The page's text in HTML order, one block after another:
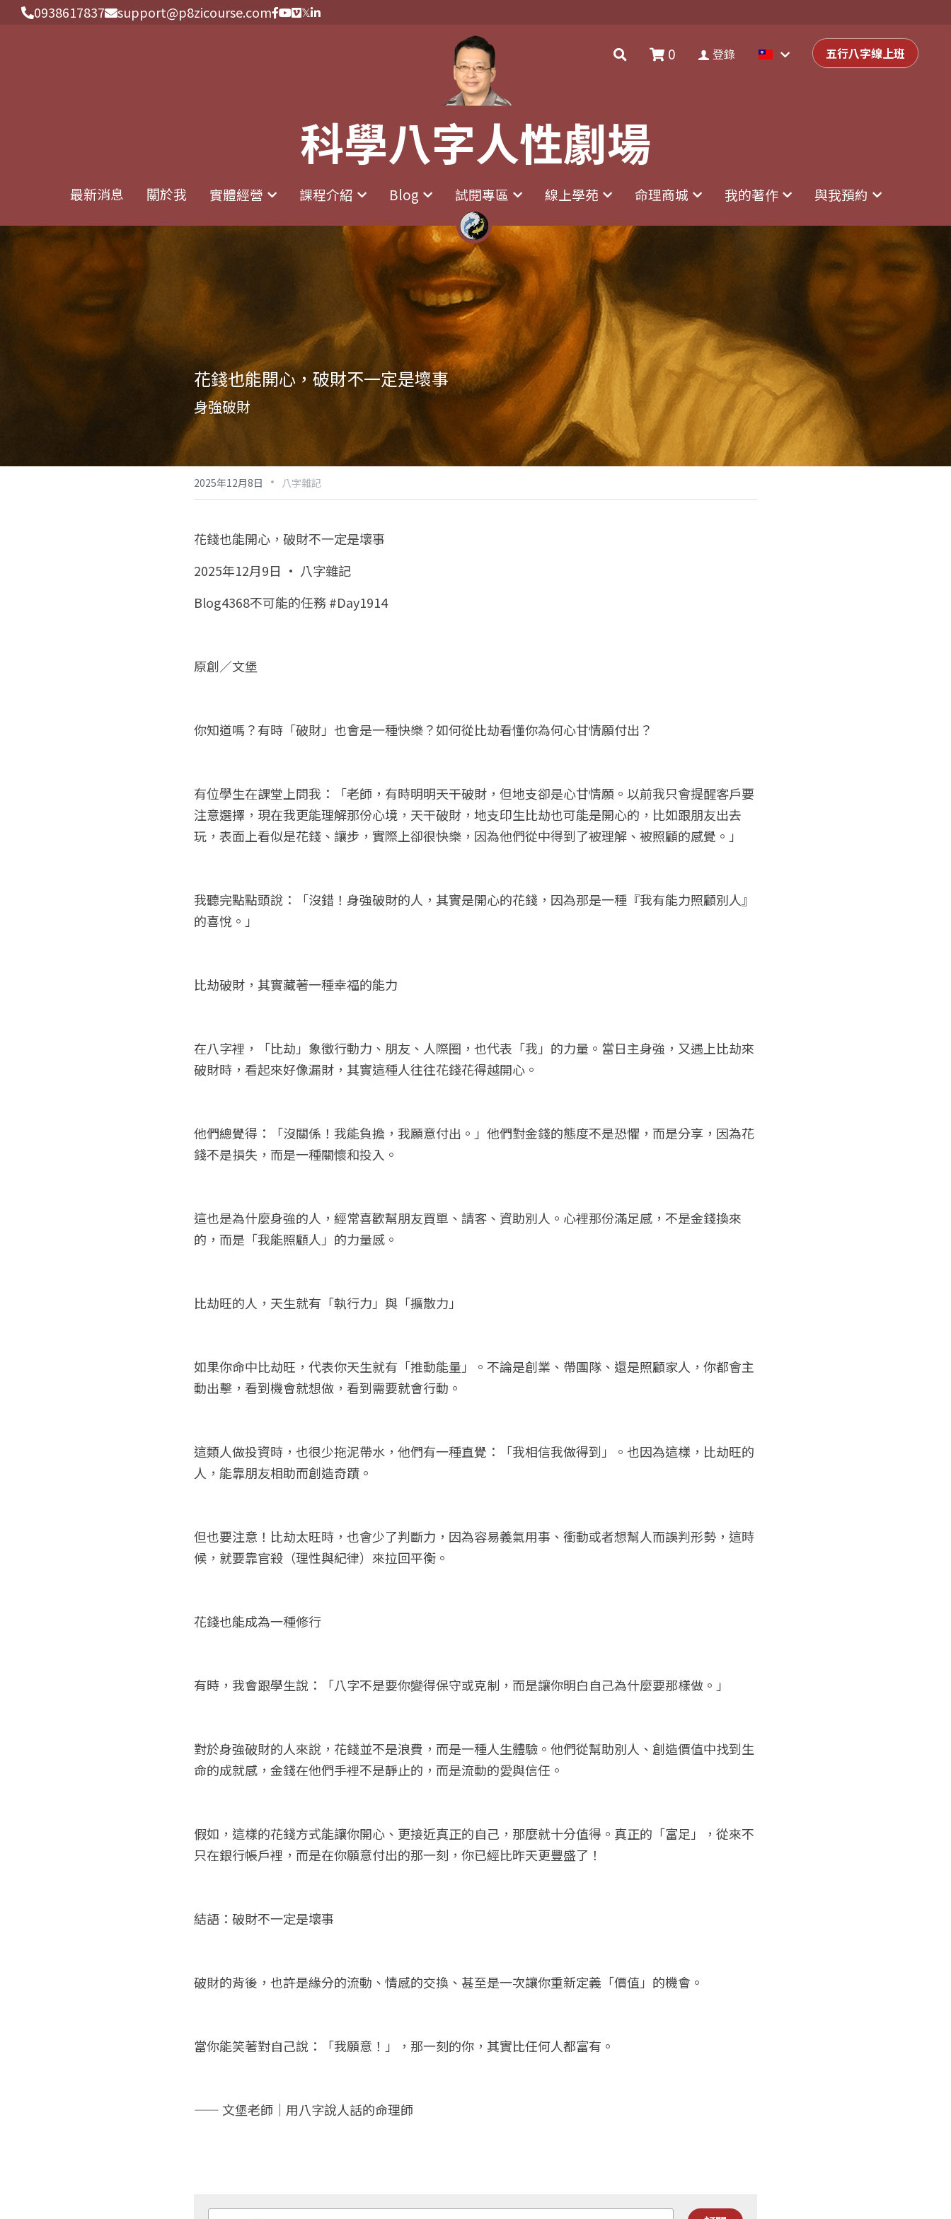
0938617837 support@p8zicourse.com
科學八字人性劇場
最新消息 關於我 實體經營 課程介紹 Blog 試閱專區 線上學苑 命理商城 我的著作 與我預約
0 登錄 五行八字線上班
0938617837 support@p8zicourse.com
科學八字人性劇場
最新消息 關於我 實體經營 課程介紹 Blog 試閱專區 線上學苑 命理商城 我的著作 與我預約
0 登錄 五行八字線上班
花錢也能開心，破財不一定是壞事
身強破財
2025年12月8日 · 八字雜記
花錢也能開心，破財不一定是壞事
2025年12月9日 · 八字雜記
Blog4368不可能的任務 #Day1914
原創／文堡
你知道嗎？有時「破財」也會是一種快樂？如何從比劫看懂你為何心甘情願付出？
有位學生在課堂上問我：「老師，有時明明天干破財，但地支卻是心甘情願。以前我只會提醒客戶要
注意選擇，現在我更能理解那份心境，天干破財，地支印生比劫也可能是開心的，比如跟朋友出去
玩，表面上看似是花錢、讓步，實際上卻很快樂，因為他們從中得到了被理解、被照顧的感覺。」
我聽完點點頭說：「沒錯！身強破財的人，其實是開心的花錢，因為那是一種『我有能力照顧別人』
的喜悅。」
比劫破財，其實藏著一種幸福的能力
在八字裡，「比劫」象徵行動力、朋友、人際圈，也代表「我」的力量。當日主身強，又遇上比劫來
破財時，看起來好像漏財，其實這種人往往花錢花得越開心。
他們總覺得：「沒關係！我能負擔，我願意付出。」他們對金錢的態度不是恐懼，而是分享，因為花
錢不是損失，而是一種關懷和投入。
這也是為什麼身強的人，經常喜歡幫朋友買單、請客、資助別人。心裡那份滿足感，不是金錢換來
的，而是「我能照顧人」的力量感。
比劫旺的人，天生就有「執行力」與「擴散力」
如果你命中比劫旺，代表你天生就有「推動能量」。不論是創業、帶團隊、還是照顧家人，你都會主
動出擊，看到機會就想做，看到需要就會行動。
這類人做投資時，也很少拖泥帶水，他們有一種直覺：「我相信我做得到」。也因為這樣，比劫旺的
人，能靠朋友相助而創造奇蹟。
但也要注意！比劫太旺時，也會少了判斷力，因為容易義氣用事、衝動或者想幫人而誤判形勢，這時
候，就要靠官殺（理性與紀律）來拉回平衡。
花錢也能成為一種修行
有時，我會跟學生說：「八字不是要你變得保守或克制，而是讓你明白自己為什麼要那樣做。」
對於身強破財的人來說，花錢並不是浪費，而是一種人生體驗。他們從幫助別人、創造價值中找到生
命的成就感，金錢在他們手裡不是靜止的，而是流動的愛與信任。
假如，這樣的花錢方式能讓你開心、更接近真正的自己，那麼就十分值得。真正的「富足」，從來不
只在銀行帳戶裡，而是在你願意付出的那一刻，你已經比昨天更豐盛了！
結語：破財不一定是壞事
破財的背後，也許是緣分的流動、情感的交換、甚至是一次讓你重新定義「價值」的機會。
當你能笑著對自己說：「我願意！」，那一刻的你，其實比任何人都富有。
—— 文堡老師｜用八字說人話的命理師